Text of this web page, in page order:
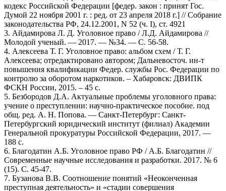
кодекс Российской Федерации [федер. закон : принят Гос.
Думой 22 ноября 2001 г. : ред. от 23 апреля 2018 г.] // Собрание
законодательства РФ, 24.12.2001, N 52 (ч. I), ст. 4921
3. Айдамирова Л. Д. Уголовное право / Л.Д. Айдамирова //
Молодой ученый. — 2017. — №34. — С. 56-58.
4. Алексеева Т. Г. Уголовное право: альбом схем / Т. Г.
Алексеева; отредактировано автором; Дальневосточ. ин-т
повышения квалификации Федер. службы Рос. Федерации по
контролю за оборотом наркотиков. – Хабаровск: ДВИПК
ФСКН России, 2015. – 45 с.
5. Безбородов Д.А. Актуальные проблемы уголовного права:
учение о преступлении: научно-практическое пособие. под
общ. ред. А. Н. Попова. — Санкт-Петербург: Санкт-
Петербургский юридический институт (филиал) Академии
Генеральной прокуратуры Российской Федерации, 2017. —
188 с.
6. Благодатин А.Б. Уголовное право РФ / А.Б. Благодатин //
Современные научные исследования и разработки. 2017. № 6
(15). С. 45-47.
7. Бузанова В.В. Соотношение понятий «Неоконченная
преступная деятельность» и «стадии совершения